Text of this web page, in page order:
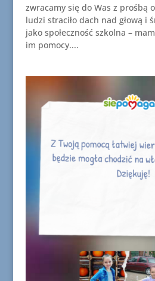
zwracamy się do Was z prośbą
ludzi straciło dach nad głową i
jako społeczność szkolna –
im pomocy....